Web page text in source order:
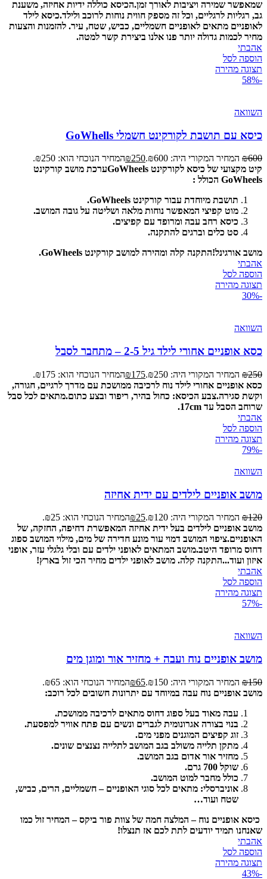
שמאפשר שמירה ויציבות לאורך זמן.הכיסא כוללה ידיות אחיזה, משענת
גב, רגליות לרגליים, וכל זה מספק חווית נוחות לרוכב ולילד.כיסא לילד
לאופניים מתאים לאופניים חשמליים, כביש, שטח, עיר. להזמנות והצעות
מחיר לכמות גדולה יותר פנו אלנו ביצירת קשר למטה.
אהבתי
הוספה לסל
תצוגה מהירה
-58%
השוואה
כיסא עם תושבת לקורקינט חשמלי GoWhells
₪600 המחיר המקורי היה: ₪600. ₪250
המחיר הנוכחי הוא: ₪250.
קיט מקצועי של כיסא לקורקינט GoWheels
ערכת מושב קורקינט
GoWheels הכולל :
תושבת מיוחדת עבור קורקינט GoWheels.
מוט קפיצי המאפשר נוחות מלאה ושליטה על גובה המושב.
כיסא רחב עבה ומרופד עם קפיצים.
סט כלים וברגים להתקנה.
מושב אורגינל!התקנה קלה ומהירה למושב קורקינט GoWheels.
אהבתי
הוספה לסל
תצוגה מהירה
-30%
השוואה
כסא אופניים אחורי לילד גיל 2-5 – מתחבר לסבל
₪250 המחיר המקורי היה: ₪250. ₪175
המחיר הנוכחי הוא: ₪175.
כסא אופניים אחורי לילד נוח לרכיבה ממושכת עם מדרך לרגיים, חגורה,
וקשת סגירה.צבע הכיסא: כחול בהיר, ריפוד ובצע כתום.מתאים לכל סבל
שרוחב הסבל עד 17cm.
אהבתי
הוספה לסל
תצוגה מהירה
-79%
השוואה
מושב אופניים לילדים עם ידית אחיזה
₪120 המחיר המקורי היה: ₪120. ₪25
המחיר הנוכחי הוא: ₪25.
מושב אופניים לילדים בעל ידית אחיזה המאפשרת דחיפה, החזקה, של
האופניים.ציפוי המושב דמוי עור מונע חדירה של מים, מילוי המושב ספוג
דחוס מרופד היטב.מושב המתאים לאופני ילדים עם ובלי גלגלי עזר, אופני
איזון ועוד...התקנה קלה. מושב לאופני ילדים מחיר הכי זול בארץ!
אהבתי
הוספה לסל
תצוגה מהירה
-57%
השוואה
מושב אופניים נוח ועבה + מחזיר אור ומוגן מים
₪150 המחיר המקורי היה: ₪150. ₪65
המחיר הנוכחי הוא: ₪65.
מושב אופניים נוח עבה במיוחד עם יתרונות חשובים לכל רוכב:
עבה מאוד בעל ספוג דחוס מתאים לרכיבה ממושכת.
בנוי בצורה אגרונומית לגברים ונשים עם פתח אוויר למפסעת.
זוג קפיצים המוגנים מפני מים.
מתקן תלייה משולב בגב המושב לתלייה נצנצים שונים.
מחזיר אור אדום בגב המושב.
שוקל 700 גרם.
כולל מחבר למוט המושב.
אוניברסלי: מתאים לכל סוגי האופניים – חשמליים, הרים, כביש,
שטח ועוד…
כיסא אופניים נוח – המלצה חמה של צוות פור ביקס – המחיר זול כמו
שאנחנו תמיד יודעים לתת לכם אז תנצלו!
אהבתי
הוספה לסל
תצוגה מהירה
-43%